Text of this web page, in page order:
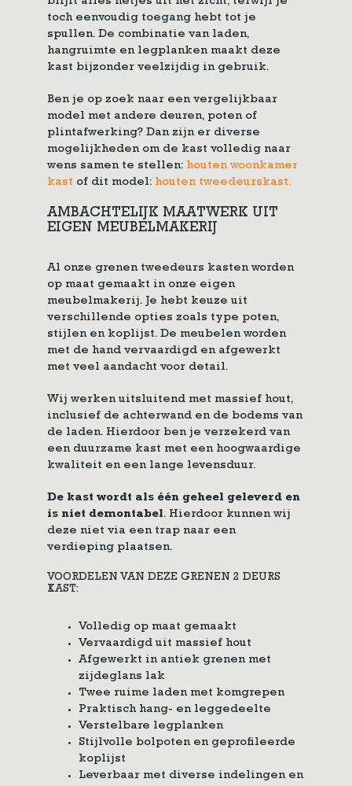
toch eenvoudig toegang hebt tot je
spullen. De combinatie van laden,
hangruimte en legplanken maakt deze
kast bijzonder veelzijdig in gebruik.
Ben je op zoek naar een vergelijkbaar
model met andere deuren, poten of
plintafwerking? Dan zijn er diverse
mogelijkheden om de kast volledig naar
wens samen te stellen: houten woonkamer
kast of dit model: houten tweedeurskast.
AMBACHTELIJK MAATWERK UIT
EIGEN MEUBELMAKERIJ
Al onze grenen tweedeurs kasten worden
op maat gemaakt in onze eigen
meubelmakerij. Je hebt keuze uit
verschillende opties zoals type poten,
stijlen en koplijst. De meubelen worden
met de hand vervaardigd en afgewerkt
met veel aandacht voor detail.
Wij werken uitsluitend met massief hout,
inclusief de achterwand en de bodems van
de laden. Hierdoor ben je verzekerd van
een duurzame kast met een hoogwaardige
kwaliteit en een lange levensduur.
De kast wordt als één geheel geleverd en
is niet demontabel. Hierdoor kunnen wij
deze niet via een trap naar een
verdieping plaatsen.
VOORDELEN VAN DEZE GRENEN 2 DEURS
KAST:
Volledig op maat gemaakt
Vervaardigd uit massief hout
Afgewerkt in antiek grenen met
zijdeglans lak
Twee ruime laden met komgrepen
Praktisch hang- en leggedeelte
Verstelbare legplanken
Stijlvolle bolpoten en geprofileerde
koplijst
Leverbaar met diverse indelingen en